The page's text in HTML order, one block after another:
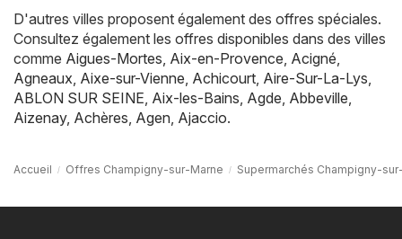
D'autres villes proposent également des offres spéciales.
Consultez également les offres disponibles dans des villes
comme Aigues-Mortes Aix-en-Provence Acigné
Agneaux Aixe-sur-Vienne Achicourt Aire-Sur-La-Lys
ABLON SUR SEINE Aix-les-Bains Agde Abbeville
Aizenay, Achères Agen Ajaccio.
Accueil Offres Champigny-sur-Marne Supermarchés Champigny-